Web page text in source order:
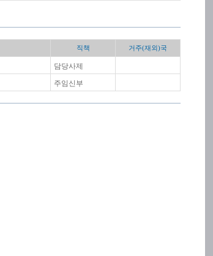
직책 거주(재외)국
담당사제
주임신부